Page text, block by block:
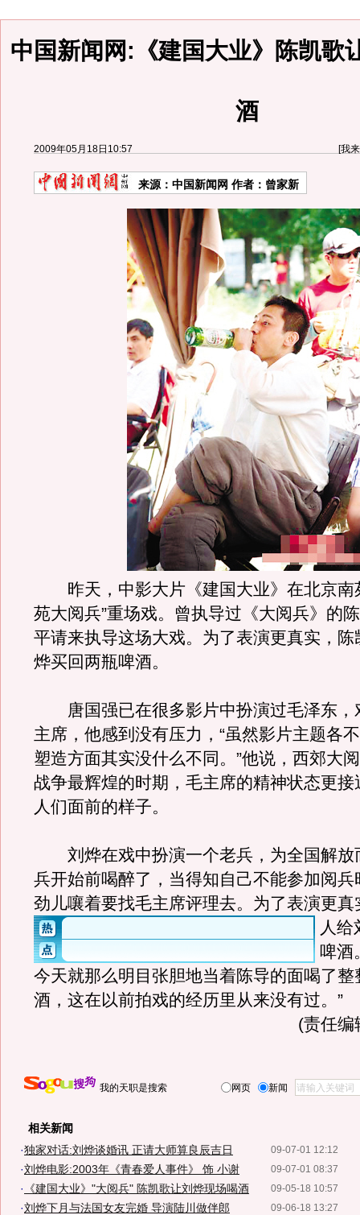
中国新闻网:《建国大业》陈凯歌
酒
2009年05月18日10:57 [我
来源： 中国新闻网 作者：曾家新
昨天，中影大片《建国大业》在北京南
苑大阅兵”重场戏。曾执导过《大阅兵》的
平请来执导这场大戏。为了表演更真实，陈
烨买回两瓶啤酒。
唐国强已在很多影片中扮演过毛泽东，
主席，他感到没有压力，“虽然影片主题各
塑造方面其实没什么不同。”他说，西郊大
战争最辉煌的时期，毛主席的精神状态更接
人们面前的样子。
刘烨在戏中扮演一个老兵，为全国解放
兵开始前喝醉了，当得知自己不能参加阅兵
劲儿嚷着要找毛主席评理去。 为了表演更
人给
啤酒
今天就那么明目张胆地当着陈导的面喝了整
酒，这在以前拍戏的经历里从来没有过。”
(责任编
我的天职是搜索 网页 新闻
相关新闻
09-07-01 12:12
·独家对话:刘烨谈婚讯 正请大师算良辰吉日
09-07-01 08:37
·刘烨电影:2003年《青春爱人事件》 饰 小谢
09-05-18 10:57
· 《建国大业》"大阅兵" 陈凯歌让刘烨现场喝酒
09-06-18 13:27
·刘烨下月与法国女友完婚 导演陆川做伴郎